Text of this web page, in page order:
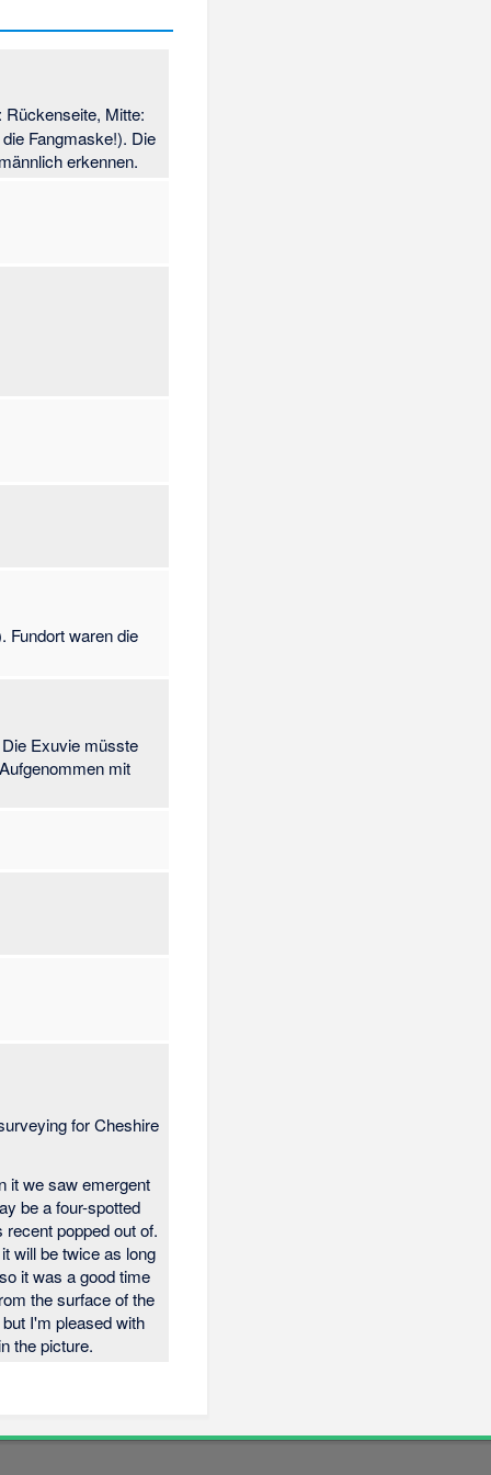
Rückenseite, Mitte:
Fangmaske!). Die
erkennen.
Fundort waren die
Exuvie müsste
mit
for Cheshire
it we saw emergent
be a four-spotted
popped out of.
will be twice as long
it was a good time
the surface of the
I'm pleased with
the picture.